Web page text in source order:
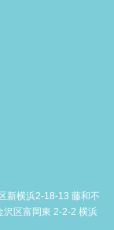
新横浜2-18-13 藤和不
沢区富岡東 2-2-2 横浜